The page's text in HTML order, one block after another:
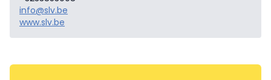
info@slv.be
www.slv.be